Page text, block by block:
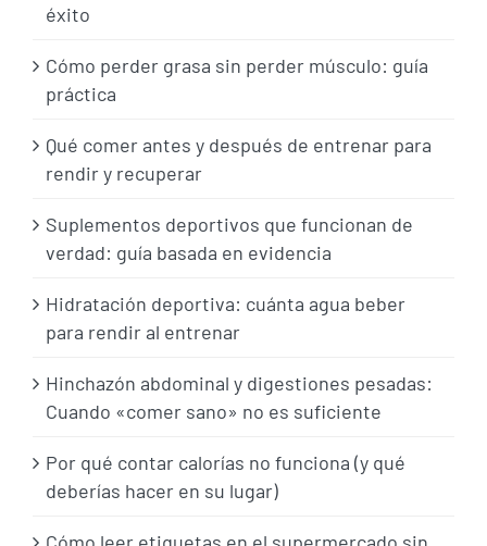
éxito
Cómo perder grasa sin perder músculo: guía
práctica
Qué comer antes y después de entrenar para
rendir y recuperar
Suplementos deportivos que funcionan de
verdad: guía basada en evidencia
Hidratación deportiva: cuánta agua beber
para rendir al entrenar
Hinchazón abdominal y digestiones pesadas:
Cuando «comer sano» no es suficiente
Por qué contar calorías no funciona (y qué
deberías hacer en su lugar)